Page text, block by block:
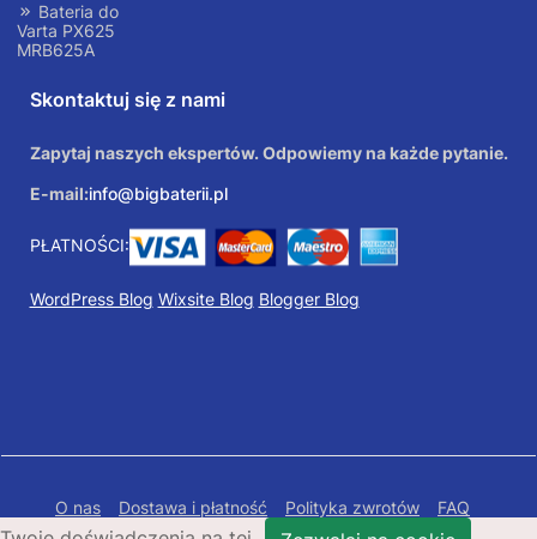
Bateria do
Varta PX625
MRB625A
Skontaktuj się z nami
Zapytaj naszych ekspertów. Odpowiemy na każde pytanie.
E-mail:info@bigbaterii.pl
PŁATNOŚCI:
WordPress Blog Wixsite Blog Blogger Blog
O nas Dostawa i płatność Polityka zwrotów
FAQ